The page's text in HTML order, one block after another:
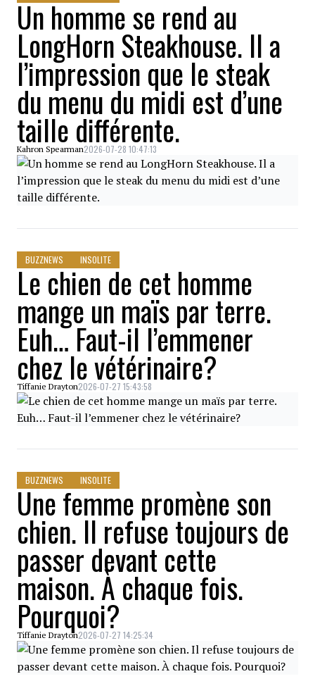
Un homme se rend au
LongHorn Steakhouse. Il a
l’impression que le steak
du menu du midi est d’une
taille différente.
Kahron Spearman2026-07-28 10:47:13
BUZZNEWS INSOLITE
Le chien de cet homme
mange un maïs par terre.
Euh… Faut-il l’emmener
chez le vétérinaire?
Tiffanie Drayton2026-07-27 15:43:58
BUZZNEWS INSOLITE
Une femme promène son
chien. Il refuse toujours de
passer devant cette
maison. À chaque fois.
Pourquoi?
Tiffanie Drayton2026-07-27 14:25:34